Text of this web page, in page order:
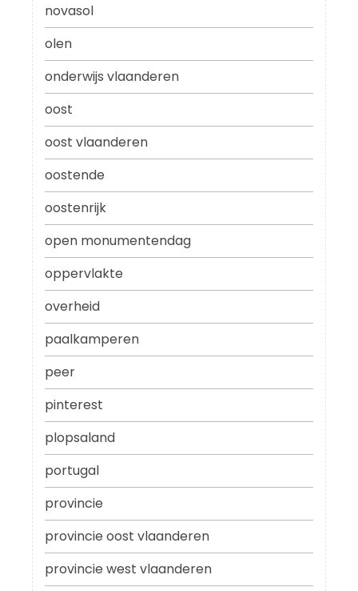
novasol
olen
onderwijs vlaanderen
oost
oost vlaanderen
oostende
oostenrijk
open monumentendag
oppervlakte
overheid
paalkamperen
peer
pinterest
plopsaland
portugal
provincie
provincie oost vlaanderen
provincie west vlaanderen